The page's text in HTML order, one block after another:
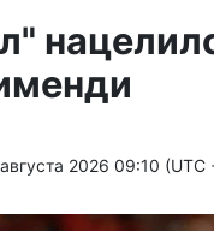
2026 09:10 (UTC